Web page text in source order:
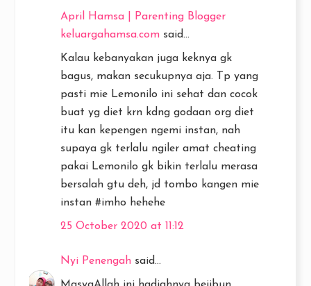
April Hamsa | Parenting Blogger
keluargahamsa.com said...
Kalau kebanyakan juga keknya gk
bagus, makan secukupnya aja. Tp yang
pasti mie Lemonilo ini sehat dan cocok
buat yg diet krn kdng godaan org diet
itu kan kepengen ngemi instan, nah
supaya gk terlalu ngiler amat cheating
pakai Lemonilo gk bikin terlalu merasa
bersalah gtu deh, jd tombo kangen mie
instan #imho hehehe
25 October 2020 at 11:12
Nyi Penengah said...